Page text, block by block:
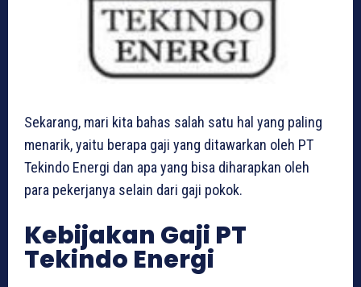
Sekarang, mari kita bahas salah satu hal yang paling
menarik, yaitu berapa gaji yang ditawarkan oleh PT
Tekindo Energi dan apa yang bisa diharapkan oleh
para pekerjanya selain dari gaji pokok.
Kebijakan Gaji PT
Tekindo Energi